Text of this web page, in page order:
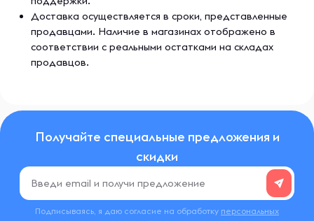
Доставка осуществляется в сроки, представленные
продавцами. Наличие в магазинах отображено в
соответствии с реальными остатками на складах
продавцов.
Получайте специальные предложения и
скидки
Подписываясь, я даю согласие на обработку персональных